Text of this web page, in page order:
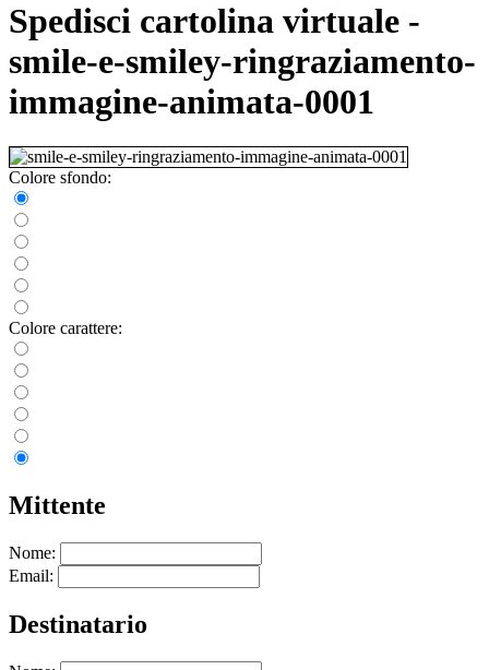
Spedisci cartolina virtuale -
smile-e-smiley-ringraziamento-
immagine-animata-0001
Colore sfondo:
Colore carattere:
Mittente
Nome:
Email:
Destinatario